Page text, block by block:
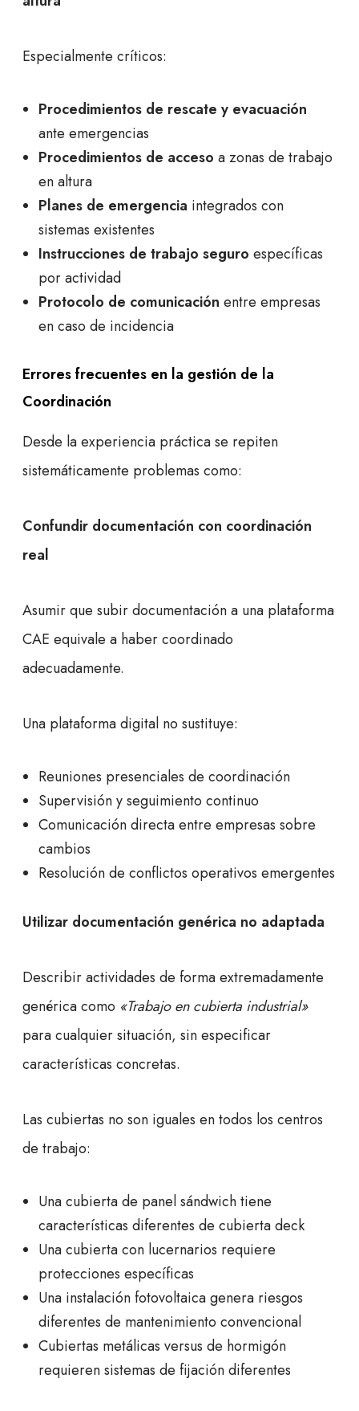
Especialmente críticos:
Procedimientos de rescate y evacuación
ante emergencias
Procedimientos de acceso a zonas de trabajo
en altura
Planes de emergencia integrados con
sistemas existentes
Instrucciones de trabajo seguro específicas
por actividad
Protocolo de comunicación entre empresas
en caso de incidencia
Errores frecuentes en la gestión de la
Coordinación
Desde la experiencia práctica se repiten
sistemáticamente problemas como:
Confundir documentación con coordinación
real
Asumir que subir documentación a una plataforma
CAE equivale a haber coordinado
adecuadamente.
Una plataforma digital no sustituye:
Reuniones presenciales de coordinación
Supervisión y seguimiento continuo
Comunicación directa entre empresas sobre
cambios
Resolución de conflictos operativos emergentes
Utilizar documentación genérica no adaptada
Describir actividades de forma extremadamente
genérica como «Trabajo en cubierta industrial»
para cualquier situación, sin especificar
características concretas.
Las cubiertas no son iguales en todos los centros
de trabajo:
Una cubierta de panel sándwich tiene
características diferentes de cubierta deck
Una cubierta con lucernarios requiere
protecciones específicas
Una instalación fotovoltaica genera riesgos
diferentes de mantenimiento convencional
Cubiertas metálicas versus de hormigón
requieren sistemas de fijación diferentes